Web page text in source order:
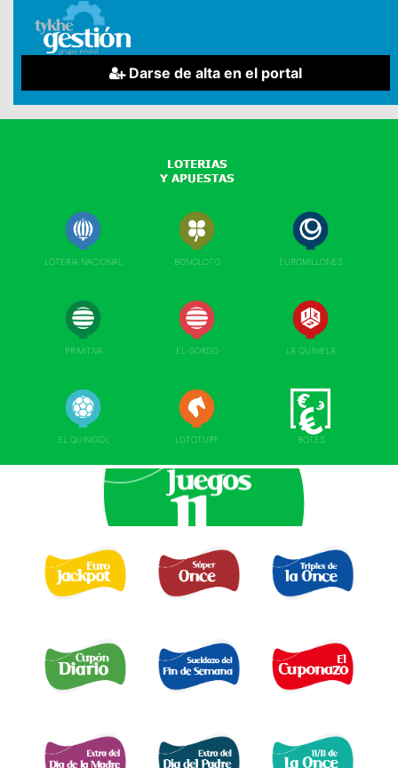
Darse de alta en el portal
LOTERIA NACIONAL BONOLOTO EUROMILLONES
PRIMITIVA EL GORDO LA QUINIELA
EL QUINIGOL LOTOTURF BOTES